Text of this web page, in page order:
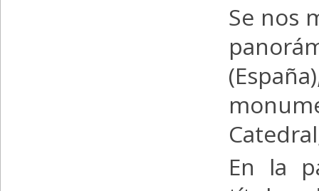
Se nos
En la